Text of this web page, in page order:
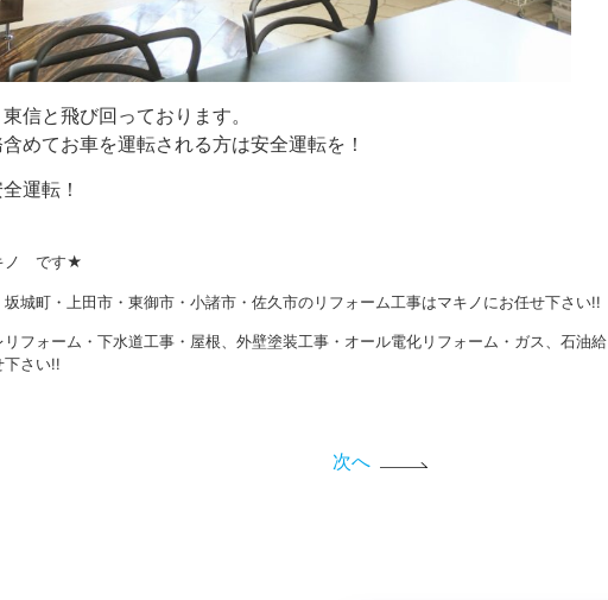
信と飛び回っております。
めてお車を運転される方は安全運転を！
運転！
ノ です★
城町・上田市・東御市・小諸市・佐久市のリフォーム工事はマキノにお任せ下さい!!
フォーム・下水道工事・屋根、外壁塗装工事・オール電化リフォーム・ガス、石油給
下さい!!
次へ